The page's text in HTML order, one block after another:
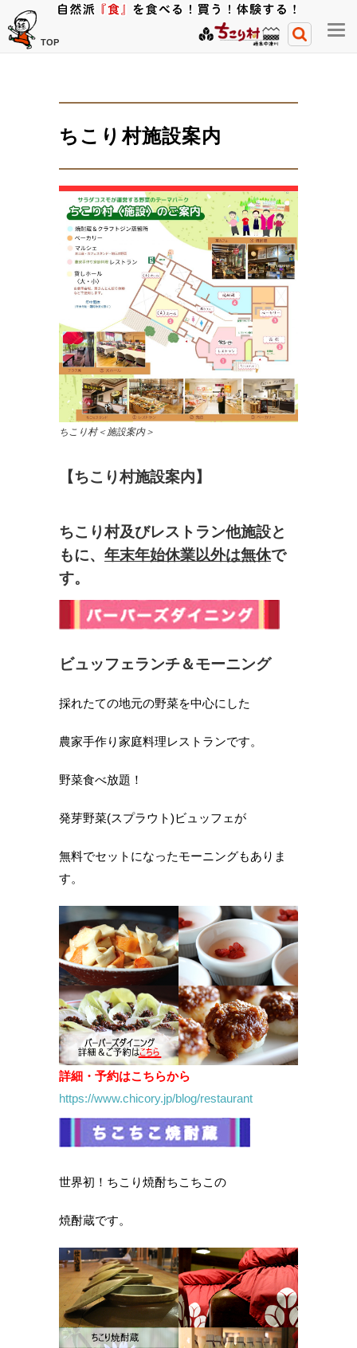
TOP
メ
ニ
ちこり村施設案内
ちこり村＜施設案内＞
【ちこり村施設案内】
ちこり村及びレストラン他施設と
もに、 年末年始休業以外は無休で
す。
ビュッフェランチ＆モーニング
採れたての地元の野菜を中心にした
農家手作り家庭料理レストランです。
野菜食べ放題！
発芽野菜(スプラウト)ビュッフェが
無料でセットになったモーニングもありま
す。
詳細・予約はこちらから
https://www.chicory.jp/blog/restaurant
世界初！ちこり焼酎ちこちこの
焼酎蔵です。